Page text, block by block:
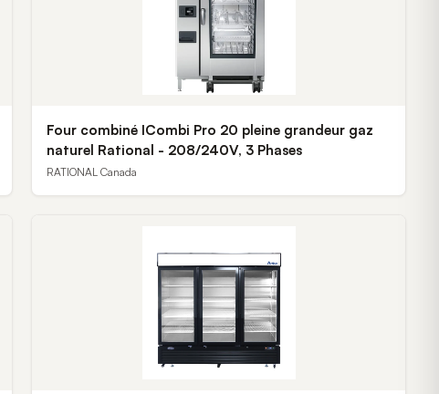
Four combiné ICombi Pro 20 pleine grandeur gaz
naturel Rational - 208/240V, 3 Phases
RATIONAL Canada